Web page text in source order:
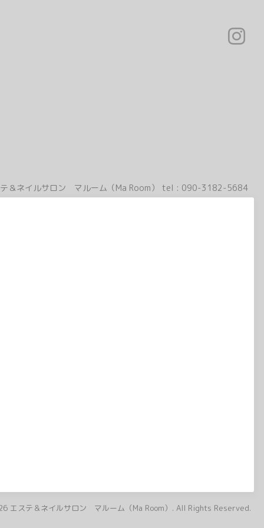
＆ネイルサロン マルーム（Ma Room） tel : 090-3182-5684
エステ＆ネイルサロン マルーム（Ma Room） . All Rights Reserved.